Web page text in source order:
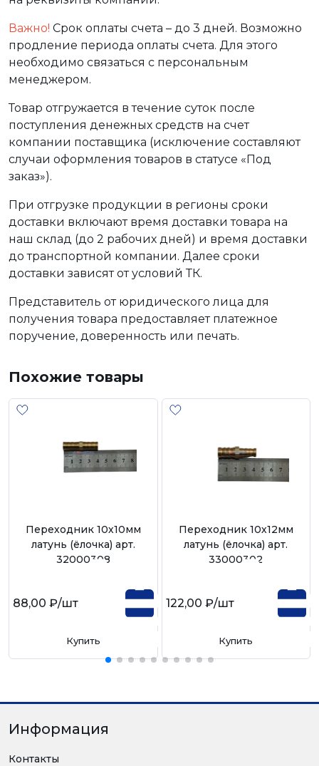
Важно! Срок оплаты счета – до 3 дней. Возможно
продление периода оплаты счета. Для этого
необходимо связаться с персональным
менеджером.
Товар отгружается в течение суток после
поступления денежных средств на счет
компании поставщика (исключение составляют
случаи оформления товаров в статусе «Под
заказ»).
При отгрузке продукции в регионы сроки
доставки включают время доставки товара на
наш склад (до 2 рабочих дней) и время доставки
до транспортной компании. Далее сроки
доставки зависят от условий ТК.
Представитель от юридического лица для
получения товара предоставляет платежное
поручение, доверенность или печать.
Похожие товары
Переходник 10х10мм
латунь (ёлочка) арт.
32000308
88,00 ₽/шт
Купить
Переходник 10х12мм
латунь (ёлочка) арт.
33000302
122,00 ₽/шт
Купить
Информация
Контакты